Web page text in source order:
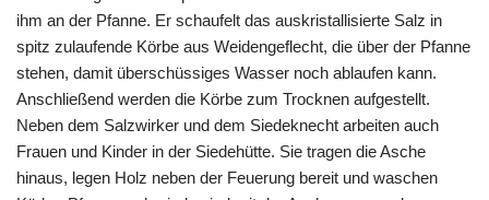
ihm an der Pfanne. Er schaufelt das auskristallisierte Salz in
spitz zulaufende Körbe aus Weidengeflecht, die über der Pfanne
stehen, damit überschüssiges Wasser noch ablaufen kann.
Anschließend werden die Körbe zum Trocknen aufgestellt.
Neben dem Salzwirker und dem Siedeknecht arbeiten auch
Frauen und Kinder in der Siedehütte. Sie tragen die Asche
hinaus, legen Holz neben der Feuerung bereit und waschen